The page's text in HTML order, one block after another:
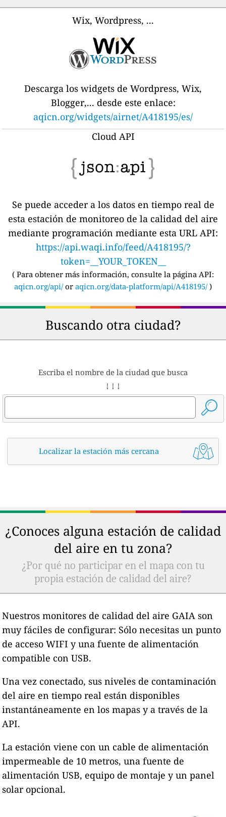
Wix, Wordpress, ...
Descarga los widgets de Wordpress, Wix,
Blogger,... desde este enlace:
aqicn.org/widgets/airnet/A418195/es/
Cloud API
Se puede acceder a los datos en tiempo real de
esta estación de monitoreo de la calidad del aire
mediante programación mediante esta URL API:
https://api.waqi.info/feed/A418195/?
token=__YOUR_TOKEN__
( Para obtener más información, consulte la página API:
aqicn.org/api/or aqicn.org/data-platform/api/A418195/)
Buscando otra ciudad?
Escriba el nombre de la ciudad que busca
↓ ↓ ↓
Localizar la estación más cercana
¿Conoces alguna estación de calidad
del aire en tu zona?
¿Por qué no participar en el mapa con tu
propia estación de calidad del aire?
Nuestros monitores de calidad del aire GAIA son
muy fáciles de configurar: Sólo necesitas un punto
de acceso WIFI y una fuente de alimentación
compatible con USB.
Una vez conectado, sus niveles de contaminación
del aire en tiempo real están disponibles
instantáneamente en los mapas y a través de la
API.
La estación viene con un cable de alimentación
impermeable de 10 metros, una fuente de
alimentación USB, equipo de montaje y un panel
solar opcional.